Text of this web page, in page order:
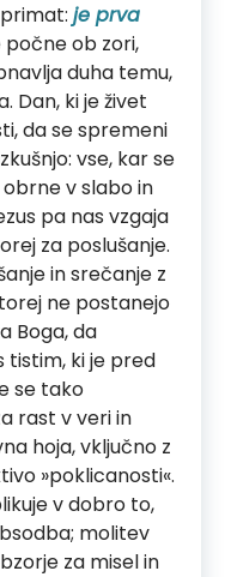
je prva
počne ob zori,
duha temu,
Dan, ki je živet
da se spremeni
vse, kar se
v slabo in
pa nas vzgaja
za poslušanje.
in srečanje z
ne postanejo
Boga, da
tistim, ki je pred
se tako
rast v veri in
hoja, vključno z
»poklicanosti«.
v dobro to,
molitev
za misel in